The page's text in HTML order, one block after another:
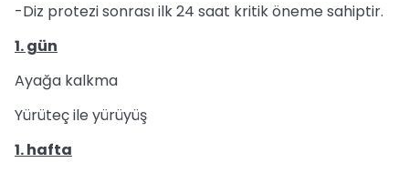
-Diz protezi sonrası ilk 24 saat kritik öneme sahiptir.
1. gün
Ayağa kalkma
Yürüteç ile yürüyüş
1. hafta